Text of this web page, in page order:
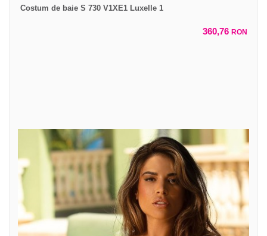
Costum de baie S 730 V1XE1 Luxelle 1
360,76 RON